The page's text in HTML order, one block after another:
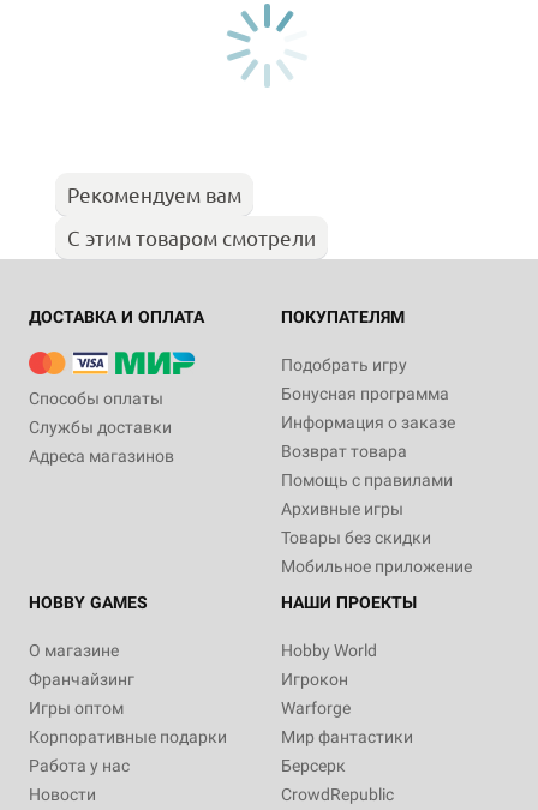
Рекомендуем вам
С этим товаром смотрели
ДОСТАВКА И ОПЛАТА
Способы оплаты
Службы доставки
Адреса магазинов
ПОКУПАТЕЛЯМ
Подобрать игру
Бонусная программа
Информация о заказе
Возврат товара
Помощь с правилами
Архивные игры
Товары без скидки
Мобильное приложение
HOBBY GAMES
О магазине
Франчайзинг
Игры оптом
Корпоративные подарки
Работа у нас
Новости
НАШИ ПРОЕКТЫ
Hobby World
Игрокон
Warforge
Мир фантастики
Берсерк
CrowdRepublic